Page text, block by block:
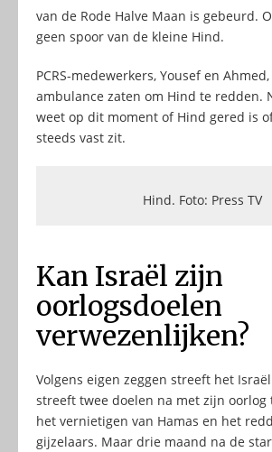
van de Rode Halve Maan is gebeurd.
geen spoor van de kleine Hind.
PCRS-medewerkers, Yousef en
ambulance zaten om Hind te redden.
weet op dit moment of Hind gered is
steeds vast zit.
Hind. Foto: Press TV
Kan Israël zijn
oorlogsdoelen
verwezenlijken?
Volgens eigen zeggen streeft het
streeft twee doelen na met zijn oorlog
het vernietigen van Hamas en het
gijzelaars. Maar drie maand na de